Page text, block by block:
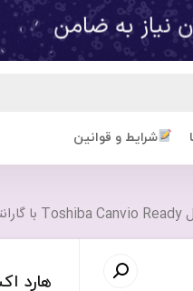
شرایط و قوانین